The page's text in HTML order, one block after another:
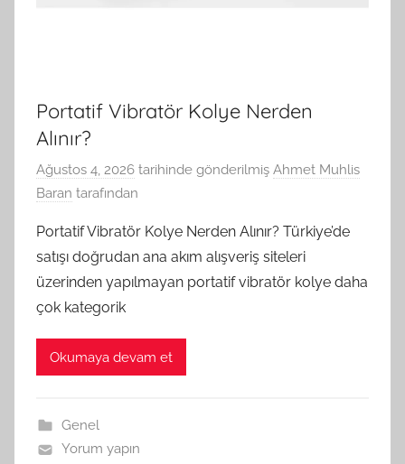
Portatif Vibratör Kolye Nerden
Alınır?
Ağustos 4, 2026 tarihinde gönderilmiş Ahmet Muhlis
Baran tarafından
Portatif Vibratör Kolye Nerden Alınır? Türkiye’de
satışı doğrudan ana akım alışveriş siteleri
üzerinden yapılmayan portatif vibratör kolye daha
çok kategorik
Okumaya devam et
Genel
Yorum yapın